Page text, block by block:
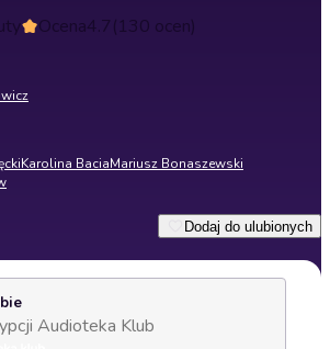
Ocena4.7(130 ocen)
Karolina BaciaMariusz Bonaszewski
Dodaj do ulubionych
Audioteka Klub